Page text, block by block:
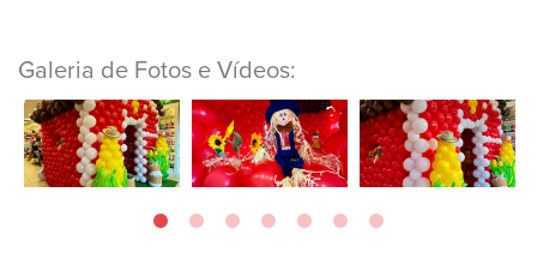
Galeria de Fotos e Vídeos: